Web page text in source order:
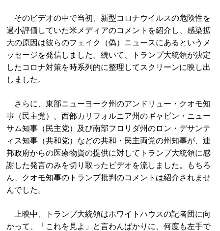
そのビデオの中で当初、新型コロナウイルスの危険性を
過小評価していた米メディアのコメントを紹介し、感染拡
大の原因は彼らのフェイク（偽）ニュースにあるというメ
ッセージを発信しました。続いて、トランプ大統領が決定
したコロナ対策を時系列的に整理してスクリーンに映し出
しました。
さらに、東部ニューヨーク州のアンドリュー・クオモ知
事（民主党）、西部カリフォルニア州のギャビン・ニュー
サム知事（民主党）及び南部フロリダ州のロン・デサンテ
ィス知事（共和党）などの共和・民主両党の州知事が、連
邦政府からの医療物資の提供に対してトランプ大統領に感
謝した発言のみを切り取ったビデオを流しました。もちろ
ん、クオモ知事のトランプ批判のコメントは紹介されませ
んでした。
上映中、トランプ大統領はホワイトハウスの記者団に向
かって、「これを見よ」と言わんばかりに、何度も左手で